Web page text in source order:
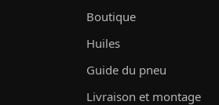
Boutique
Huiles
Guide du pneu
Livraison et montage